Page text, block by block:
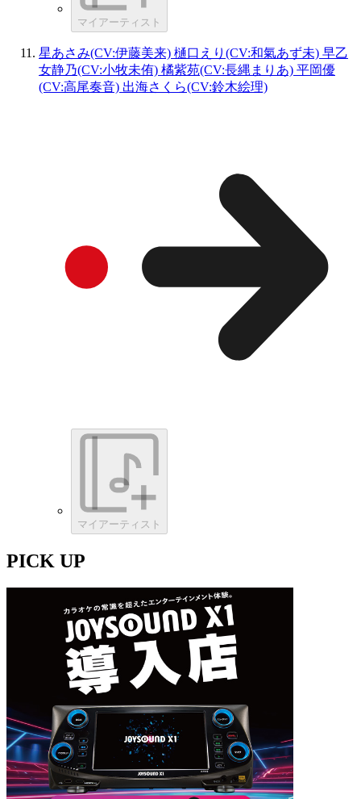
マイアーティスト
星あさみ(CV:伊藤美来) 樋口えり(CV:和氣あず未) 早乙
女静乃(CV:小牧未侑) 橘紫苑(CV:長縄まりあ) 平岡優
(CV:高尾奏音) 出海さくら(CV:鈴木絵理)
マイアーティスト
PICK UP